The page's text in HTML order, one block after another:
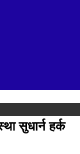
सुधार्न हर्क